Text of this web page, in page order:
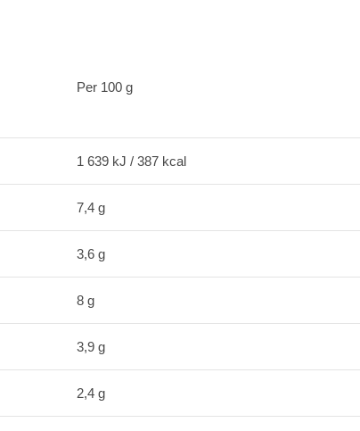
Per 100 g
1 639 kJ / 387 kcal
7,4 g
3,6 g
8 g
3,9 g
2,4 g